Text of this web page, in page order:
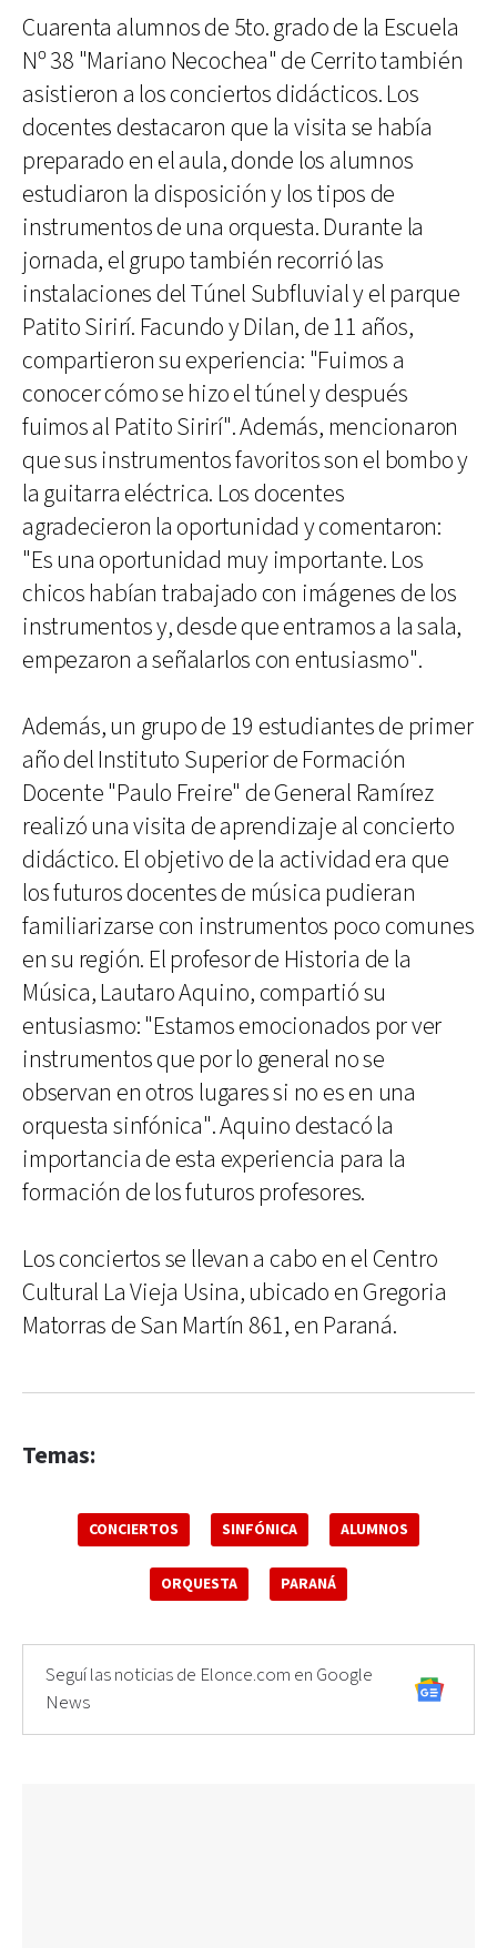
Cuarenta alumnos de 5to. grado de la Escuela
Nº 38 "Mariano Necochea" de Cerrito también
asistieron a los conciertos didácticos. Los
docentes destacaron que la visita se había
preparado en el aula, donde los alumnos
estudiaron la disposición y los tipos de
instrumentos de una orquesta. Durante la
jornada, el grupo también recorrió las
instalaciones del Túnel Subfluvial y el parque
Patito Sirirí. Facundo y Dilan, de 11 años,
compartieron su experiencia: "Fuimos a
conocer cómo se hizo el túnel y después
fuimos al Patito Sirirí". Además, mencionaron
que sus instrumentos favoritos son el bombo y
la guitarra eléctrica. Los docentes
agradecieron la oportunidad y comentaron:
"Es una oportunidad muy importante. Los
chicos habían trabajado con imágenes de los
instrumentos y, desde que entramos a la sala,
empezaron a señalarlos con entusiasmo".
Además, un grupo de 19 estudiantes de primer
año del Instituto Superior de Formación
Docente "Paulo Freire" de General Ramírez
realizó una visita de aprendizaje al concierto
didáctico. El objetivo de la actividad era que
los futuros docentes de música pudieran
familiarizarse con instrumentos poco comunes
en su región. El profesor de Historia de la
Música, Lautaro Aquino, compartió su
entusiasmo: "Estamos emocionados por ver
instrumentos que por lo general no se
observan en otros lugares si no es en una
orquesta sinfónica". Aquino destacó la
importancia de esta experiencia para la
formación de los futuros profesores.
Los conciertos se llevan a cabo en el Centro
Cultural La Vieja Usina, ubicado en Gregoria
Matorras de San Martín 861, en Paraná.
Temas:
CONCIERTOS SINFÓNICA ALUMNOS
ORQUESTA PARANÁ
Seguí las noticias de Elonce.com en Google
News